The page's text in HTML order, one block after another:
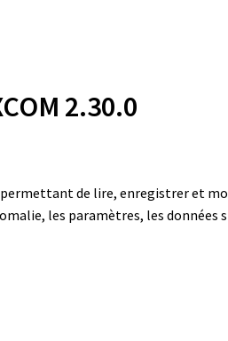
2.30.0
permettant de lire, enregistrer et
les paramètres, les données